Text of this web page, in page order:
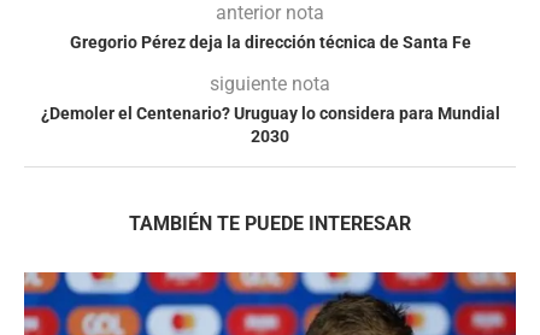
anterior nota
Gregorio Pérez deja la dirección técnica de Santa Fe
siguiente nota
¿Demoler el Centenario? Uruguay lo considera para Mundial
2030
TAMBIÉN TE PUEDE INTERESAR